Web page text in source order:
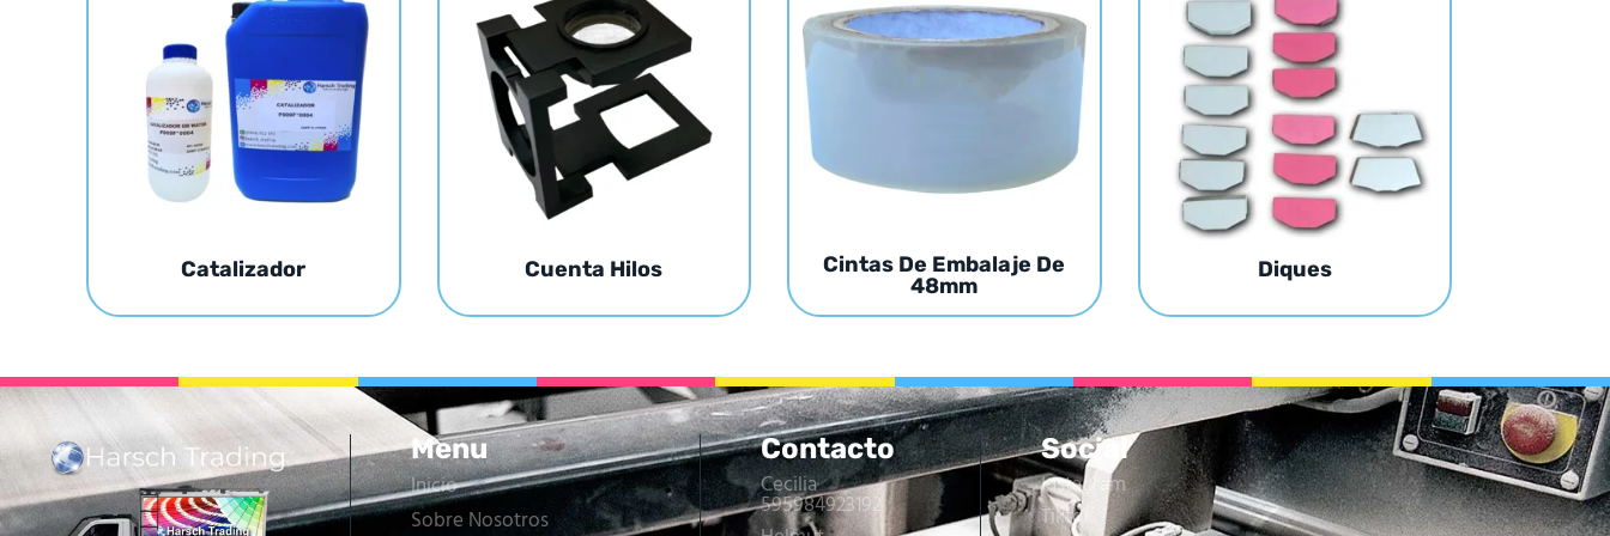
Catalizador Cuenta Hilos
Cintas De Embalaje De
48mm
Diques
Menu
Inicio
Sobre Nosotros
Contacto
Cecilia
595984923192
Social
Instagram
Tiktok